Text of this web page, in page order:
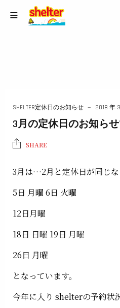
SHELTER定休日のお知らせ 2018 年
3月の定休日のお知ら
SHARE
3月は…2月と定休日が同じな
5日 月曜 6日 火曜
12日月曜
18日 日曜 19日 月曜
26日 月曜
となっています。
今年に入り shelterの予約状